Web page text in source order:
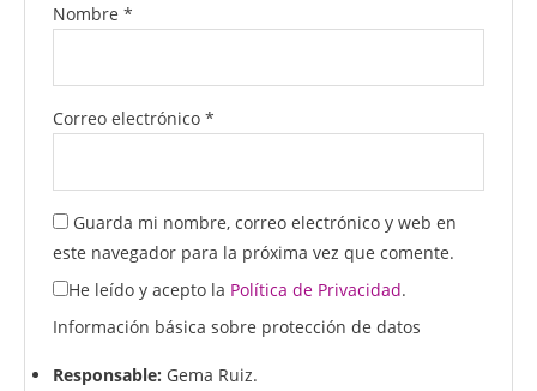
Nombre*
Correo electrónico*
Guarda mi nombre, correo electrónico y web en
este navegador para la próxima vez que comente.
He leído y acepto la Política de Privacidad.
Información básica sobre protección de datos
Responsable: Gema Ruiz.